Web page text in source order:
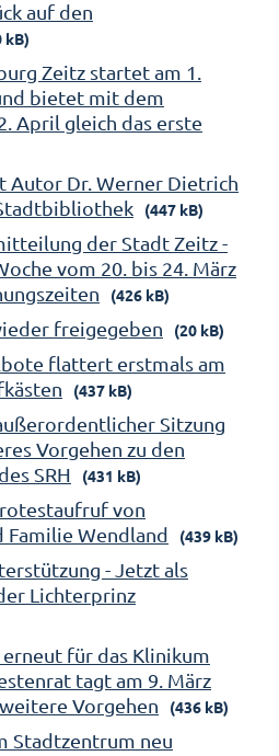
auf den
kB)
Zeitz startet am 1.
bietet mit dem
April gleich das erste
Autor Dr. Werner Dietrich
(447 kB)
der Stadt Zeitz -
vom 20. bis 24. März
(426 kB)
freigegeben (20 kB)
flattert erstmals am
(437 kB)
Sitzung
Vorgehen zu den
SRH
(431 kB)
von
Familie Wendland
(439 kB)
- Jetzt als
Lichterprinz
für das Klinikum
tagt am 9. März
Vorgehen
(436 kB)
Stadtzentrum neu